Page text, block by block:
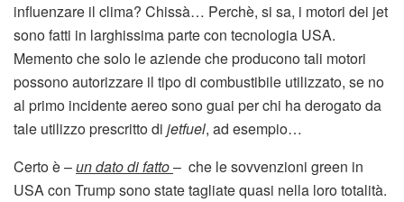
influenzare il clima? Chissà… Perchè, si sa, i motori dei jet
sono fatti in larghissima parte con tecnologia USA.
Memento che solo le aziende che producono tali motori
possono autorizzare il tipo di combustibile utilizzato, se no
al primo incidente aereo sono guai per chi ha derogato da
tale utilizzo prescritto di jetfuel, ad esempio…
Certo è –un dato di fatto– che le sovvenzioni green in
USA con Trump sono state tagliate quasi nella loro totalità.